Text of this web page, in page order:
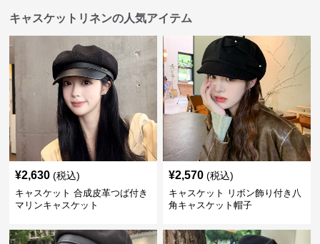
キャスケットリネンの人気アイテム
¥2,630 (税込)
キャスケット 合成皮革つば付き
マリンキャスケット
¥2,570 (税込)
キャスケット リボン飾り付き八
角キャスケット帽子